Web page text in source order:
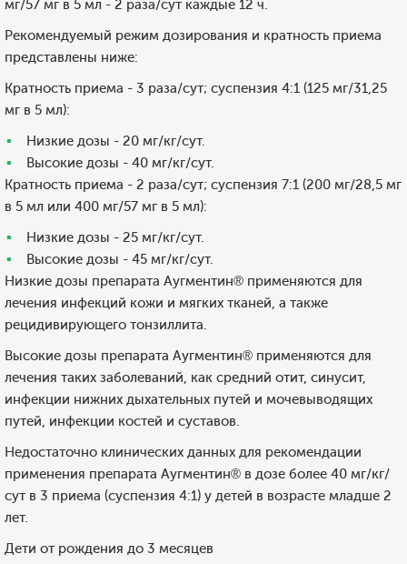
мг/57 мг в 5 мл - 2 раза/сут каждые 12 ч.
Рекомендуемый режим дозирования и кратность приема
представлены ниже:
Кратность приема - 3 раза/сут; суспензия 4:1 (125 мг/31,25
мг в 5 мл):
Низкие дозы - 20 мг/кг/сут.
Высокие дозы - 40 мг/кг/сут.
Кратность приема - 2 раза/сут; суспензия 7:1 (200 мг/28,5 мг
в 5 мл или 400 мг/57 мг в 5 мл):
Низкие дозы - 25 мг/кг/сут.
Высокие дозы - 45 мг/кг/сут.
Низкие дозы препарата Аугментин® применяются для
лечения инфекций кожи и мягких тканей, а также
рецидивирующего тонзиллита.
Высокие дозы препарата Аугментин® применяются для
лечения таких заболеваний, как средний отит, синусит,
инфекции нижних дыхательных путей и мочевыводящих
путей, инфекции костей и суставов.
Недостаточно клинических данных для рекомендации
применения препарата Аугментин® в дозе более 40 мг/кг/
сут в 3 приема (суспензия 4:1) у детей в возрасте младше 2
лет.
Дети от рождения до 3 месяцев